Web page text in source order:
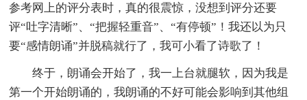
参考网上的评分表时，真的很震惊，没想到评分还要
评“吐字清晰”、“把握轻重音”、“有停顿”！我还以为只
要“感情朗诵”并脱稿就行了，我可小看了诗歌了！
终于，朗诵会开始了，我一上台就腿软，因为我是
第一个开始朗诵的，我朗诵的不好可能会影响到其他组